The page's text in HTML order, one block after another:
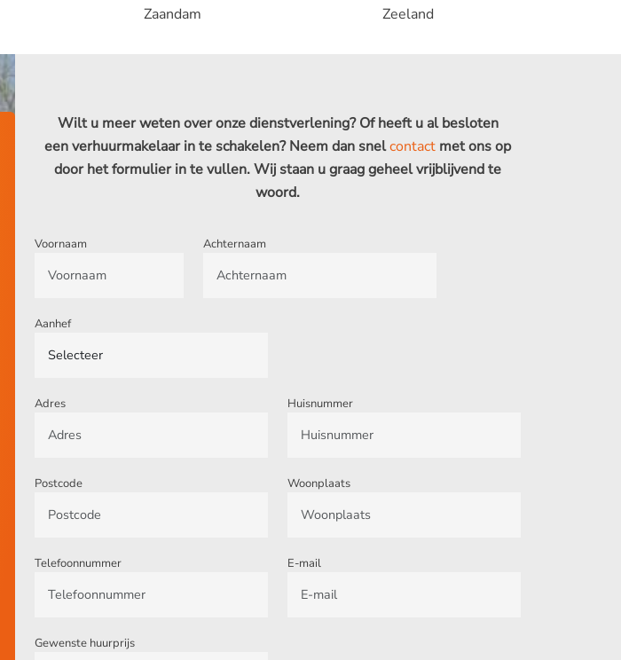
Zaandam
Zeeland
Wilt u meer weten over onze dienstverlening? Of heeft u al besloten
een verhuurmakelaar in te schakelen? Neem dan snelcontact met ons op
door het formulier in te vullen. Wij staan u graag geheel vrijblijvend te
woord.
Voornaam Achternaam
Aanhef
Adres Huisnummer
Postcode Woonplaats
Telefoonnummer E-mail
Gewenste huurprijs